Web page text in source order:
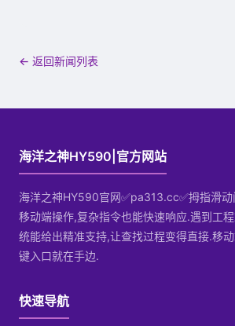
← 返回新闻列表
海洋之神HY590|官方网站
海洋之神HY590官网✅pa313.cc✅拇指滑
移动端操作,复杂指令也能快速响应.遇到工
统能给出精准支持,让查找过程变得直接.移
键入口就在手边.
快速导航